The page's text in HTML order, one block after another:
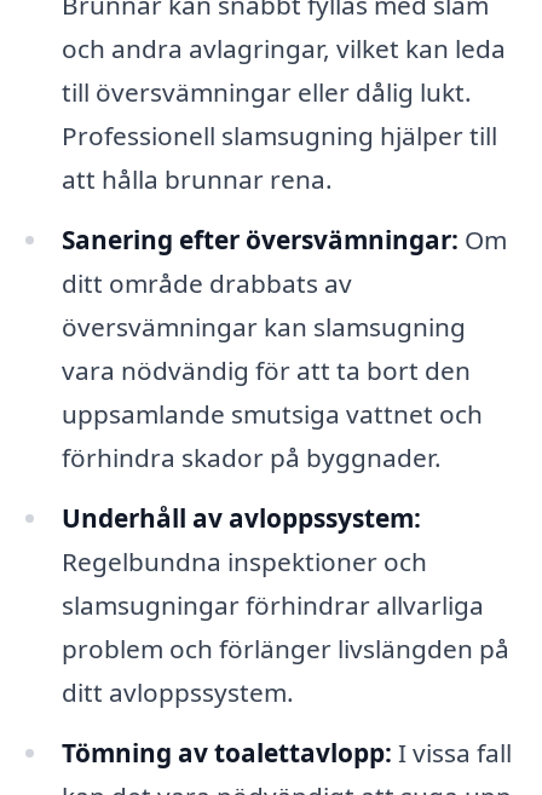
och andra avlagringar, vilket kan leda
till översvämningar eller dålig lukt.
Professionell slamsugning hjälper till
att hålla brunnar rena.
Sanering efter översvämningar: Om
ditt område drabbats av
översvämningar kan slamsugning
vara nödvändig för att ta bort den
uppsamlande smutsiga vattnet och
förhindra skador på byggnader.
Underhåll av avloppssystem:
Regelbundna inspektioner och
slamsugningar förhindrar allvarliga
problem och förlänger livslängden på
ditt avloppssystem.
Tömning av toalettavlopp: I vissa fall